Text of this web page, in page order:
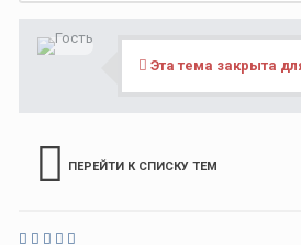
Эта тема закрыта
ПЕРЕЙТИ К СПИСКУ ТЕМ